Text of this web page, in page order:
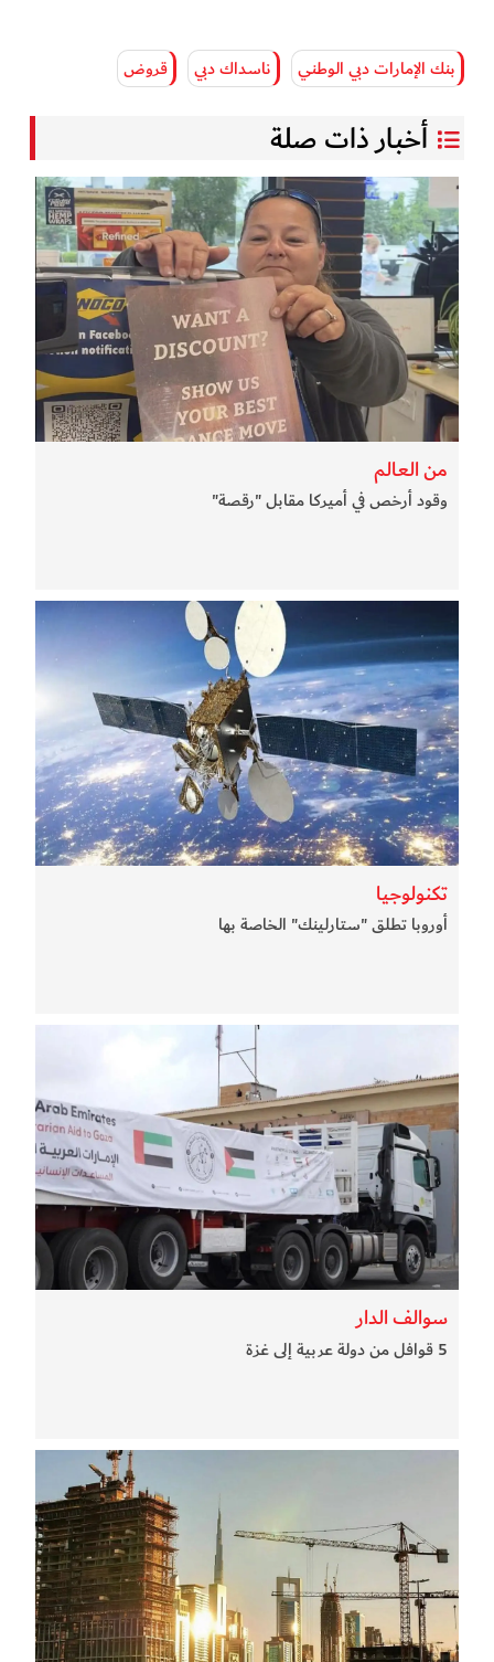
بنك الإمارات دبي الوطني ناسداك دبي قروض
أخبار ذات صلة
من العالم
وقود أرخص في أميركا مقابل "رقصة"
تكنولوجيا
أوروبا تطلق "ستارلينك" الخاصة بها
سوالف الدار
5 قوافل من دولة عربية إلى غزة